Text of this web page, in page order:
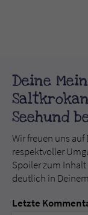
Deine
Seehund
Wir freuen uns
respektvoller
Spoiler zum
deutlich in
Letzte